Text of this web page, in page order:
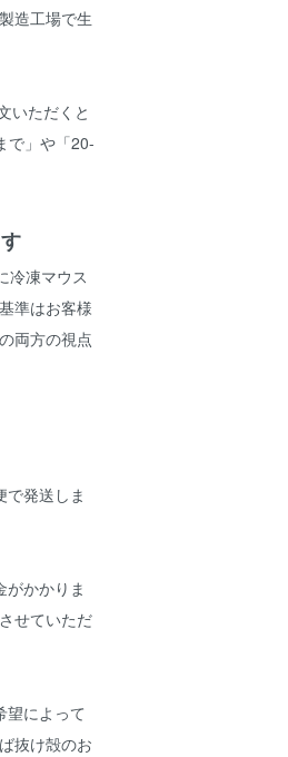
造工場で生
いただくと
で」や「20-
冷凍マウス
準はお客様
両方の視点
発送しま
かかりま
せていただ
望によって
抜け殻のお